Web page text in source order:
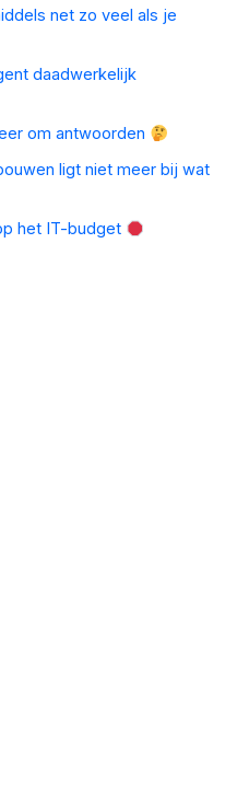
net zo veel als je
daadwerkelijk
om antwoorden
ligt niet meer bij wat
het IT-budget